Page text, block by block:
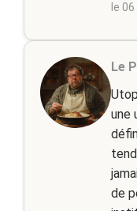
le
Le
une
de